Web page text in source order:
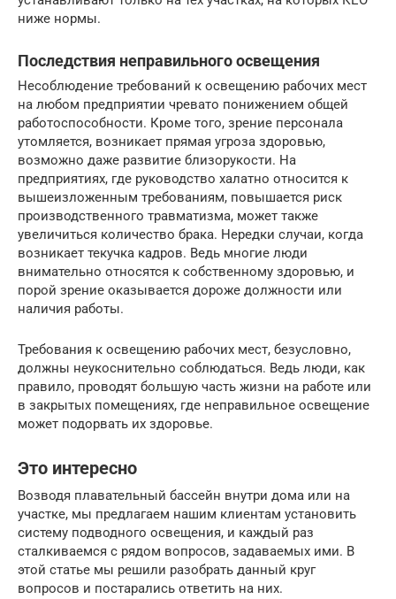
ниже нормы.
Последствия неправильного освещения
Несоблюдение требований к освещению рабочих мест
на любом предприятии чревато понижением общей
работоспособности. Кроме того, зрение персонала
утомляется, возникает прямая угроза здоровью,
возможно даже развитие близорукости. На
предприятиях, где руководство халатно относится к
вышеизложенным требованиям, повышается риск
производственного травматизма, может также
увеличиться количество брака. Нередки случаи, когда
возникает текучка кадров. Ведь многие люди
внимательно относятся к собственному здоровью, и
порой зрение оказывается дороже должности или
наличия работы.
Требования к освещению рабочих мест, безусловно,
должны неукоснительно соблюдаться. Ведь люди, как
правило, проводят большую часть жизни на работе или
в закрытых помещениях, где неправильное освещение
может подорвать их здоровье.
Это интересно
Возводя плавательный бассейн внутри дома или на
участке, мы предлагаем нашим клиентам установить
систему подводного освещения, и каждый раз
сталкиваемся с рядом вопросов, задаваемых ими. В
этой статье мы решили разобрать данный круг
вопросов и постарались ответить на них.